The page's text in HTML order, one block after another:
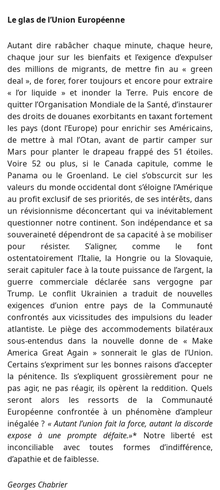
Le glas de l’Union Européenne
Autant dire rabâcher chaque minute, chaque heure,
chaque jour sur les bienfaits et l’exigence d’expulser
des millions de migrants, de mettre fin au « green
deal », de forer, forer toujours et encore pour extraire
« l’or liquide » et inonder la Terre. Puis encore de
quitter l’Organisation Mondiale de la Santé, d’instaurer
des droits de douanes exorbitants en taxant fortement
les pays (dont l’Europe) pour enrichir ses Américains,
de mettre à mal l’Otan, avant de partir camper sur
Mars pour planter le drapeau frappé des 51 étoiles.
Voire 52 ou plus, si le Canada capitule, comme le
Panama ou le Groenland. Le ciel s’obscurcit sur les
valeurs du monde occidental dont s’éloigne l’Amérique
au profit exclusif de ses priorités, de ses intérêts, dans
un révisionnisme déconcertant qui va inévitablement
questionner notre continent. Son indépendance et sa
souveraineté dépendront de sa capacité à se mobiliser
pour résister. S’aligner, comme le font
ostentatoirement l’Italie, la Hongrie ou la Slovaquie,
serait capituler face à la toute puissance de l’argent, la
guerre commerciale déclarée sans vergogne par
Trump. Le conflit Ukrainien a traduit de nouvelles
exigences d’union entre pays de la Communauté
confrontés aux vicissitudes des impulsions du leader
atlantiste. Le piège des accommodements bilatéraux
sous-entendus dans la nouvelle donne de « Make
America Great Again » sonnerait le glas de l’Union.
Certains s’expriment sur les bonnes raisons d’accepter
la pénitence. Ils s’expliquent grossièrement pour ne
pas agir, ne pas réagir, ils opèrent la reddition. Quels
seront alors les ressorts de la Communauté
Européenne confrontée à un phénomène d’ampleur
inégalée ? « Autant l’union fait la force, autant la discorde
expose à une prompte défaite.»* Notre liberté est
inconciliable avec toutes formes d’indifférence,
d’apathie et de faiblesse.
Georges Chabrier